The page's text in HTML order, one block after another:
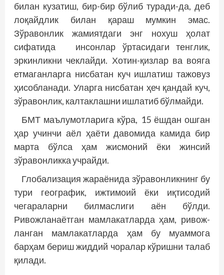
билан кузатиш, бир-бир бўлиб туради-да, деб
лоқайд­лик билан қараш мумкин эмас.
Зўравонлик жамиятдаги энг нохуш ҳолат
сифатида инсонлар ўртасидаги тенглик,
эркинликни чеклайди. Хотин-қизлар ва вояга
етмаганларга нисбатан куч ишлатиш тажовуз
ҳисобланади. Уларга нисбатан ҳеч қандай куч,
зўравонлик, калтаклашни ишлатиб бўлмайди.
БМТ маълумотларига кўра, 15 ёшдан ошган
ҳар учинчи аёл ҳаёти давомида камида бир
марта бўлса ҳам жисмоний ёки жинсий
зўравонликка учрайди.
Глобализация жараёнида зўравонликнинг бу
тури географик, ижтимоий ёки иқтисодий
чегараларни билмаслиги аён бўлди.
Ривожланаётган мамлакатларда ҳам, ривож­
ланган мамлакатларда ҳам бу муаммога
барҳам бериш жиддий чоралар кўришни талаб
қилади.